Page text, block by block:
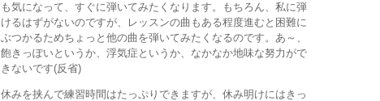
も気になって、すぐに弾いてみたくなります。もちろん、私に弾
けるはずがないのですが、レッスンの曲もある程度進むと困難に
ぶつかるためちょっと他の曲を弾いてみたくなるのです。あ～、
飽きっぽいというか、浮気症というか、なかなか地味な努力がで
きないです(反省)
休みを挟んで練習時間はたっぷりできますが、休み明けにはきっ